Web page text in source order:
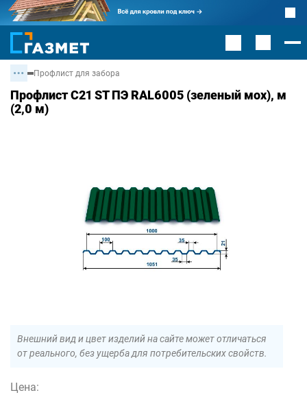
Профлист для забора
Профлист С21 ST ПЭ RAL6005 (зеленый мох), м
(2,0 м)
Внешний вид и цвет изделий на сайте может отличаться
от реального, без ущерба для потребительских свойств.
Цена: